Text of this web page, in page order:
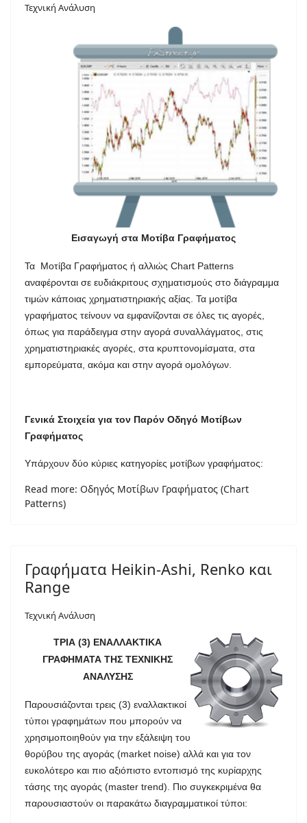
Τεχνική Ανάλυση
Εισαγωγή στα Μοτίβα Γραφήματος
Τα Μοτίβα Γραφήματος ή αλλιώς Chart Patterns
αναφέρονται σε ευδιάκριτους σχηματισμούς στο διάγραμμα
τιμών κάποιας χρηματιστηριακής αξίας. Τα μοτίβα
γραφήματος τείνουν να εμφανίζονται σε όλες τις αγορές,
όπως για παράδειγμα στην αγορά συναλλάγματος, στις
χρηματιστηριακές αγορές, στα κρυπτονομίσματα, στα
εμπορεύματα, ακόμα και στην αγορά ομολόγων.
Γενικά Στοιχεία για τον Παρόν Οδηγό Μοτίβων
Γραφήματος
Υπάρχουν δύο κύριες κατηγορίες μοτίβων γραφήματος:
Read more: Οδηγός Μοτίβων Γραφήματος (Chart
Patterns)
Γραφήματα Heikin-Ashi, Renko και
Range
Τεχνική Ανάλυση
ΤΡΙΑ (3) ΕΝΑΛΛΑΚΤΙΚΑ
ΓΡΑΦΗΜΑΤΑ ΤΗΣ ΤΕΧΝΙΚΗΣ
ΑΝΑΛΥΣΗΣ
Παρουσιάζονται τρεις (3) εναλλακτικοί
τύποι γραφημάτων που μπορούν να
χρησιμοποιηθούν για την εξάλειψη του
θορύβου της αγοράς (market noise) αλλά και για τον
ευκολότερο και πιο αξιόπιστο εντοπισμό της κυρίαρχης
τάσης της αγοράς (master trend). Πιο συγκεκριμένα θα
παρουσιαστούν οι παρακάτω διαγραμματικοί τύποι: